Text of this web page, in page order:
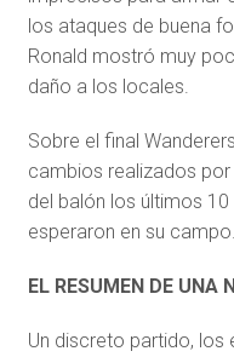
los ataques de buena
Ronald mostró muy
daño a los locales.
Sobre el final
cambios realizados
del balón los últimos
esperaron en su campo.
EL RESUMEN DE UNA
Un discreto partido,